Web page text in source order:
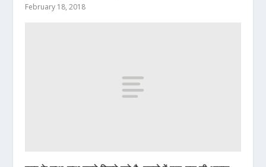
February 18, 2018